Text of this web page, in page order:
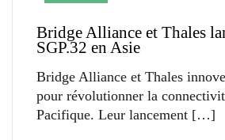
Bridge Alliance et Thales
SGP.32 en Asie
Bridge Alliance et Thales
pour révolutionner la
Pacifique. Leur lancement